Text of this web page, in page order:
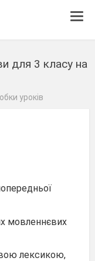
для 3 класу на
уроків
мовленнєвих
лексикою,